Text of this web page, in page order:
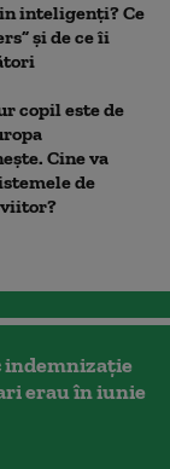
inteligenți? Ce
și de ce îi
copil este de
Cine va
de
indemnizaţie
erau în iunie